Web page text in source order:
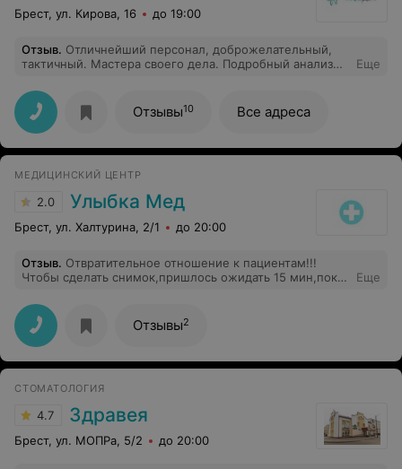
Брест, ул. Кирова, 16 до 19:00
Отзыв. Отличнейший персонал, доброжелательный,
тактичный. Мастера своего дела. Подробный анализ
этих проблем на самом высоком уровне. Очень
довольна. Советую!
Еще
Отзывы10 Все адреса
МЕДИЦИНСКИЙ ЦЕНТР
2.0 Улыбка Мед
Брест, ул. Халтурина, 2/1 до 20:00
Отзыв. Отвратительное отношение к пациентам!!!
Чтобы сделать снимок,пришлось ожидать 15 мин,пока
по телефону по личным вопросам,попечатает,в итоге
она сказала,что забыла про меня! И самое главное,что
снимок нужного зуба оказался не информативным.в
государственной поликлинике отношение лучше.
Еще
Отзывы2
СТОМАТОЛОГИЯ
4.7 Здравея
Брест, ул. МОПРа, 5/2 до 20:00